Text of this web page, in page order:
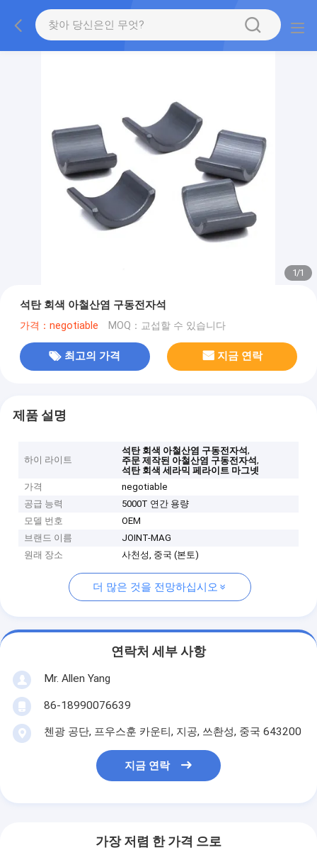
1/1
석탄 회색 아철산염 구동전자석
가격：negotiable MOQ：교섭할 수 있습니다
최고의 가격 지금 연락
제품 설명
하이 라이트
석탄 회색 아철산염 구동전자석,
주문 제작된 아철산염 구동전자석,
석탄 회색 세라믹 페라이트 마그넷
가격
negotiable
공급 능력
5000T 연간 용량
모델 번호
OEM
브랜드 이름
JOINT-MAG
원래 장소
사천성, 중국 (본토)
더 많은 것을 전망하십시오
연락처 세부 사항
Mr. Allen Yang
86-18990076639
첸광 공단, 프우스훈 카운티, 지공, 쓰촨성, 중국 643200
지금 연락
가장 저렴 한 가격 으로